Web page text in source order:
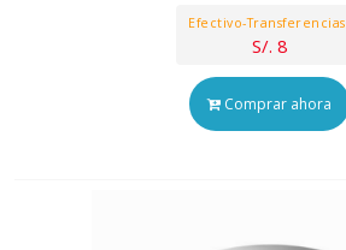
Efectivo-Transferencias
S/. 8
Comprar ahora